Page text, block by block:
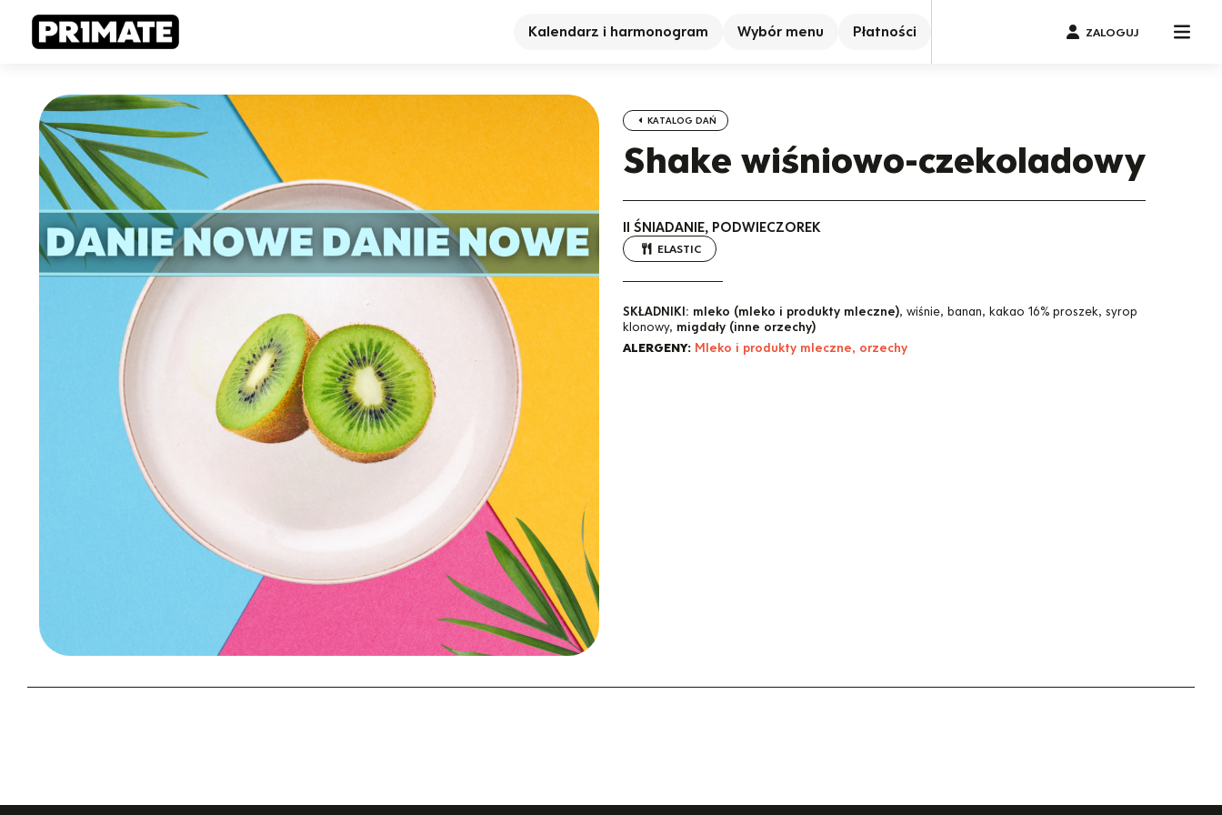
Kalendarz i harmonogram Wybór menu Płatności ZALOGUJ
KATALOG DAŃ
Shake wiśniowo-czekoladowy
II ŚNIADANIE, PODWIECZOREK
ELASTIC
SKŁADNIKI: mleko (mleko i produkty mleczne), wiśnie, banan, kakao 16% proszek, syrop
klonowy, migdały (inne orzechy)
ALERGENY: Mleko i produkty mleczne, orzechy